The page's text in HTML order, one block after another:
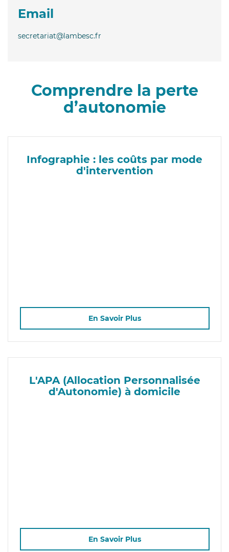
Email
secretariat@lambesc.fr
Comprendre la perte
d’autonomie
Infographie : les coûts par mode
d'intervention
En Savoir Plus
L'APA (Allocation Personnalisée
d'Autonomie) à domicile
En Savoir Plus